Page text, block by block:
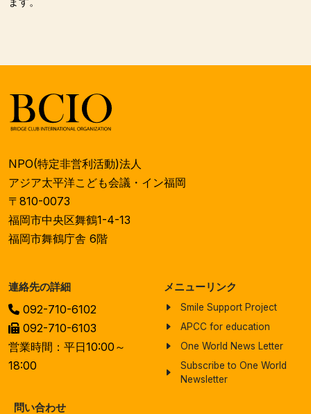
NPO(特定非営利活動)法人
アジア太平洋こども会議・イン福岡
〒810-0073
福岡市中央区舞鶴1-4-13
福岡市舞鶴庁舎 6階
連絡先の詳細
092-710-6102
092-710-6103
営業時間：平日10:00～
18:00
メニューリンク
Smile Support Project
APCC for education
One World News Letter
Subscribe to One World
Newsletter
問い合わせ